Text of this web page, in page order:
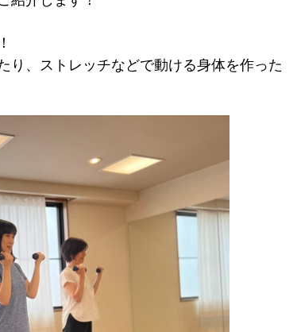
り、ストレッチなどで動ける身体を作った